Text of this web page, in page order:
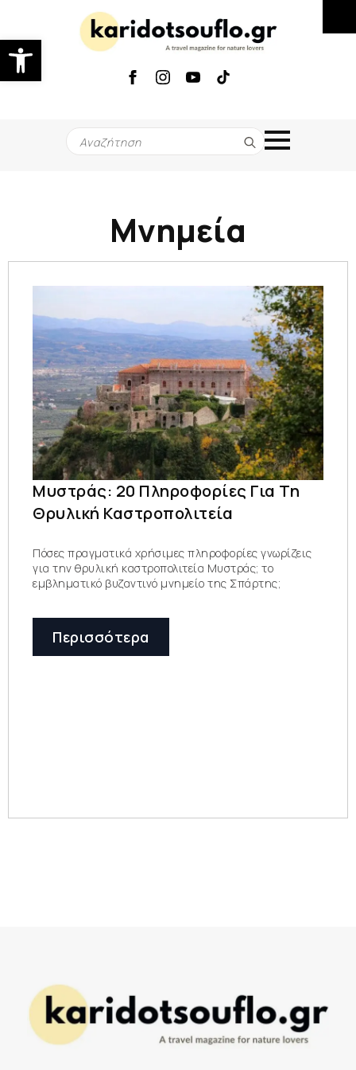
Ανοίξτε τη γραμμή εργαλείων
Search
for:
Μνημεία
Μυστράς: 20 Πληροφορίες Για Τη
Θρυλική Καστροπολιτεία
Πόσες πραγματικά χρήσιμες πληροφορίες γνωρίζεις
για την θρυλική καστροπολιτεία Μυστράς; το
εμβληματικό βυζαντινό μνημείο της Σπάρτης;
Περισσότερα